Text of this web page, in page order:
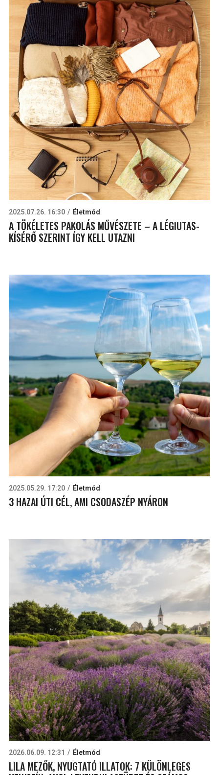
2025.07.26. 16:30 Életmód
A TÖKÉLETES PAKOLÁS MŰVÉSZETE – A LÉGIUTAS-
KÍSÉRŐ SZERINT ÍGY KELL UTAZNI
2025.05.29. 17:20 Életmód
3 HAZAI ÚTI CÉL, AMI CSODASZÉP NYÁRON
2026.06.09. 12:31 Életmód
LILA MEZŐK, NYUGTATÓ ILLATOK: 7 KÜLÖNLEGES